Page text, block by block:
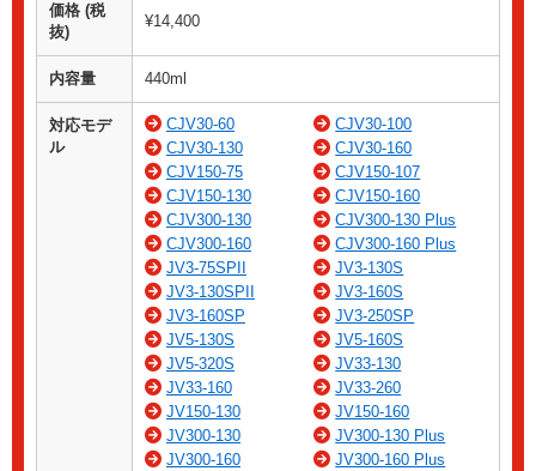
価格 (税
抜)
¥14,400
内容量 440ml
対応モデ
ル
CJV30-60
CJV30-100
CJV30-130
CJV30-160
CJV150-75
CJV150-107
CJV150-130
CJV150-160
CJV300-130
CJV300-130 Plus
CJV300-160
CJV300-160 Plus
JV3-75SPII
JV3-130S
JV3-130SPII
JV3-160S
JV3-160SP
JV3-250SP
JV5-130S
JV5-160S
JV5-320S
JV33-130
JV33-160
JV33-260
JV150-130
JV150-160
JV300-130
JV300-130 Plus
JV300-160
JV300-160 Plus